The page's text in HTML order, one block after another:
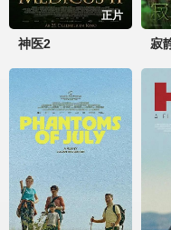
正片
神医2 寂